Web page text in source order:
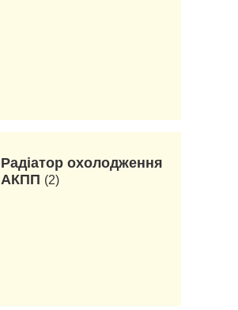
Радіатор охолодження
АКПП
2